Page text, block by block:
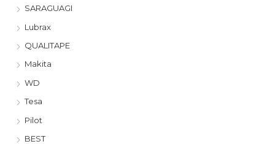
SARAGUAGI
Lubrax
QUALITAPE
Makita
WD
Tesa
Pilot
BEST